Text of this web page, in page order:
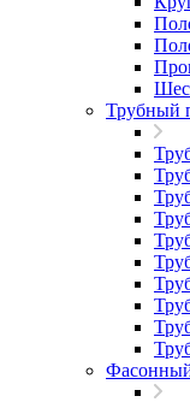
Трубный